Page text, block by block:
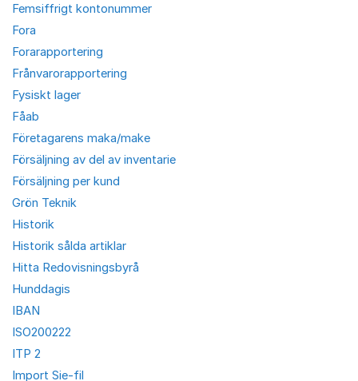
Femsiffrigt kontonummer
Fora
Forarapportering
Frånvarorapportering
Fysiskt lager
Fåab
Företagarens maka/make
Försäljning av del av inventarie
Försäljning per kund
Grön Teknik
Historik
Historik sålda artiklar
Hitta Redovisningsbyrå
Hunddagis
IBAN
ISO200222
ITP 2
Import Sie-fil